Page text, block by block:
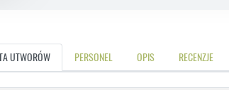
UTWORÓW PERSONEL OPIS RECENZJE